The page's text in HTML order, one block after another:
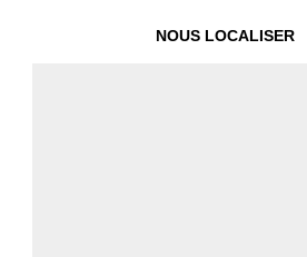
NOUS LOCALISER